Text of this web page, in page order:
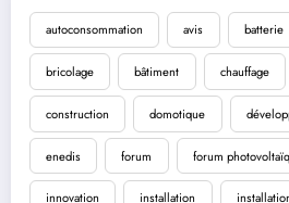
autoconsommation avis batterie
bricolage bâtiment chauffage
construction domotique
enedis forum forum
innovation installation